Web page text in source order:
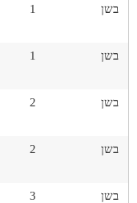
בשן 1
בשן 1
בשן 2
בשן 2
בשן 3